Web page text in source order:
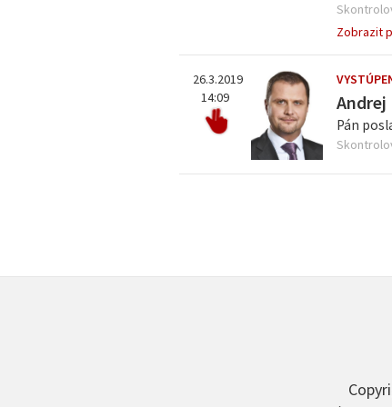
Zobrazit
26.3.2019
14:09
Andrej
Pán